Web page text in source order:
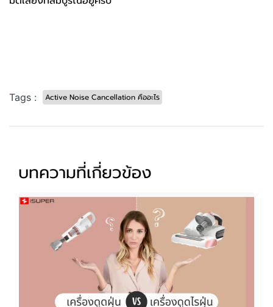
Tags : Active Noise Cancellation คืออะไร
บทความที่เกี่ยวข้อง